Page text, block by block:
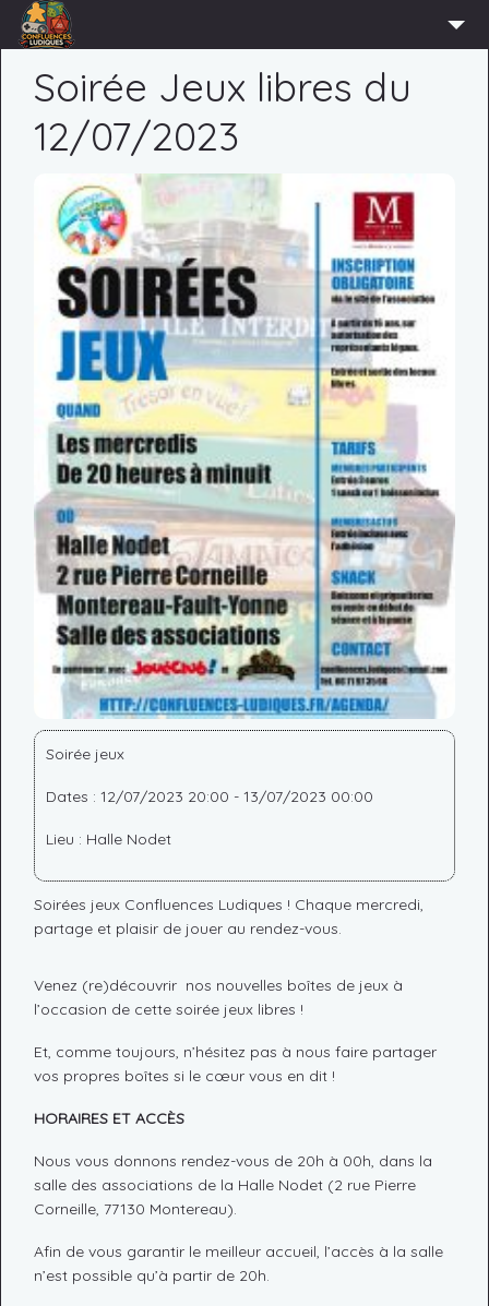
ADHÉRER
AGENDA
LUDOTHÈQUE
PARTENAIRES
CONNEXION
Soirée Jeux libres du
12/07/2023
Soirée jeux
Dates : 12/07/2023 20:00 - 13/07/2023 00:00
Lieu : Halle Nodet
Soirées jeux Confluences Ludiques ! Chaque mercredi,
partage et plaisir de jouer au rendez-vous.
Venez (re)découvrir nos nouvelles boîtes de jeux à
l’occasion de cette soirée jeux libres !
Et, comme toujours, n’hésitez pas à nous faire partager
vos propres boîtes si le cœur vous en dit !
HORAIRES ET ACCÈS
Nous vous donnons rendez-vous de 20h à 00h, dans la
salle des associations de la Halle Nodet (2 rue Pierre
Corneille, 77130 Montereau).
Afin de vous garantir le meilleur accueil, l’accès à la salle
n’est possible qu’à partir de 20h.